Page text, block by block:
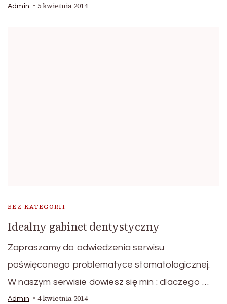
Admin 5 kwietnia 2014
BEZ KATEGORII
Idealny gabinet dentystyczny
Zapraszamy do odwiedzenia serwisu
poświęconego problematyce stomatologicznej.
W naszym serwisie dowiesz się min : dlaczego …
Admin 4 kwietnia 2014